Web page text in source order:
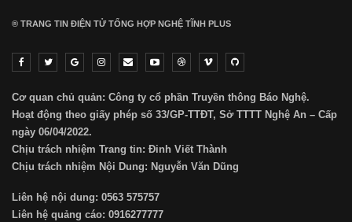
® TRANG TIN ĐIỆN TỬ ТỔNG HỢP NGHỆ TĨNH PLUS
Cơ quan chủ quản: Công ty cổ phần Truyền thông Báo Nghệ.
Hoạt động theo giấy phép số 33/GP-TTĐT, Sở TTTT Nghệ An – Cấp
ngày 06/04/2022.
Chịu trách nhiệm Trang tin: Đinh Viết Thành
Chịu trách nhiệm Nội Dung: Nguyễn Văn Dũng
Liên hệ nội dung: 0563 575757
Liên hệ quảng cáo: 0916277777